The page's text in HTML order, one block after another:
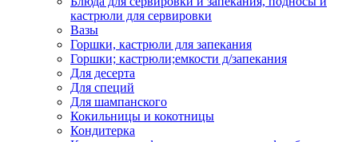
кастрюли для сервировки
Вазы
Горшки, кастрюли для запекания
Горшки; кастрюли;емкости д/запекания
Для десерта
Для специй
Для шампанского
Кокильницы и кокотницы
Кондитерка